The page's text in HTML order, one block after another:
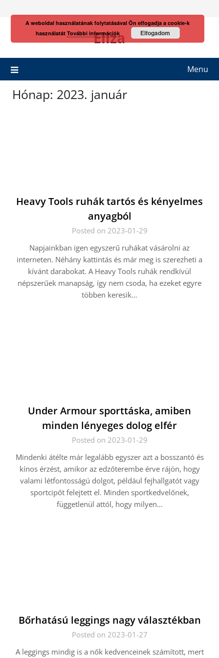
Eliza
Menu
Hónap: 2023. január
Heavy Tools ruhák tartós és kényelmes
anyagból
Posted on 2023-01-29
Napjainkban igen egyszerű ruhákat vásárolni az
interneten. Néhány kattintás és már meg is szerezheti a
kívánt darabokat. A Heavy Tools ruhák rendkívül
népszerűek manapság, így nem csoda, ha ezeket egyre
többen keresik…
Under Armour sporttáska, amiben
minden lényeges dolog elfér
Posted on 2023-01-29
Mindenki átélte már legalább egyszer azt a bosszantó és
kínos érzést, amikor az edzőterembe érve rájön, hogy
valami létfontosságú dolgot, például fejhallgatót vagy
sportcipőt felejtett el. Minden sportkedvelőnek,
függetlenül attól, hogy milyen…
Bőrhatású leggings nagy választékban
Posted on 2023-01-27
A leggings mindig is a nők kedvenceinek számított, mert
A weboldal használatának folytatásával Ön elfogadja a cookie-k
használatát További információk Elfogadom